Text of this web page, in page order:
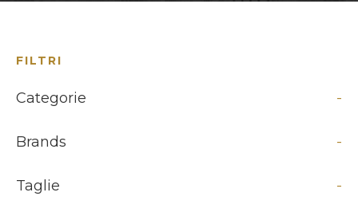
FILTRI
Categorie -
Brands -
Taglie -